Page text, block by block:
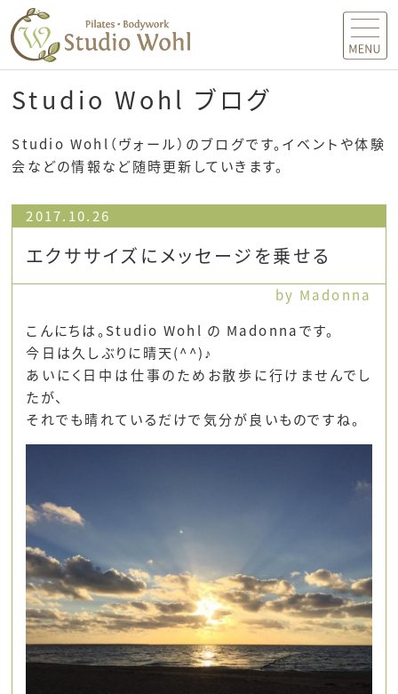
MENU
Studio Wohl ブログ
Studio Wohl（ヴォール）のブログです。イベントや体験
会などの情報など随時更新していきます。
2017.10.26
エクササイズにメッセージを乗せる
by Madonna
こんにちは。Studio Wohl の Madonnaです。
今日は久しぶりに晴天(^^)♪
あいにく日中は仕事のためお散歩に行けませんでし
たが、
それでも晴れているだけで気分が良いものですね。